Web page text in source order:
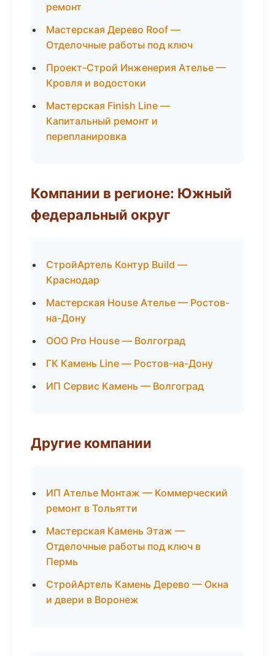
ремонт
Мастерская Дерево Roof —
Отделочные работы под ключ
Проект-Строй Инженерия Ателье —
Кровля и водостоки
Мастерская Finish Line —
Капитальный ремонт и
перепланировка
Компании в регионе: Южный
федеральный округ
СтройАртель Контур Build —
Краснодар
Мастерская House Ателье — Ростов-
на-Дону
ООО Pro House — Волгоград
ГК Камень Line — Ростов-на-Дону
ИП Сервис Камень — Волгоград
Другие компании
ИП Ателье Монтаж — Коммерческий
ремонт в Тольятти
Мастерская Камень Этаж —
Отделочные работы под ключ в
Пермь
СтройАртель Камень Дерево — Окна
и двери в Воронеж